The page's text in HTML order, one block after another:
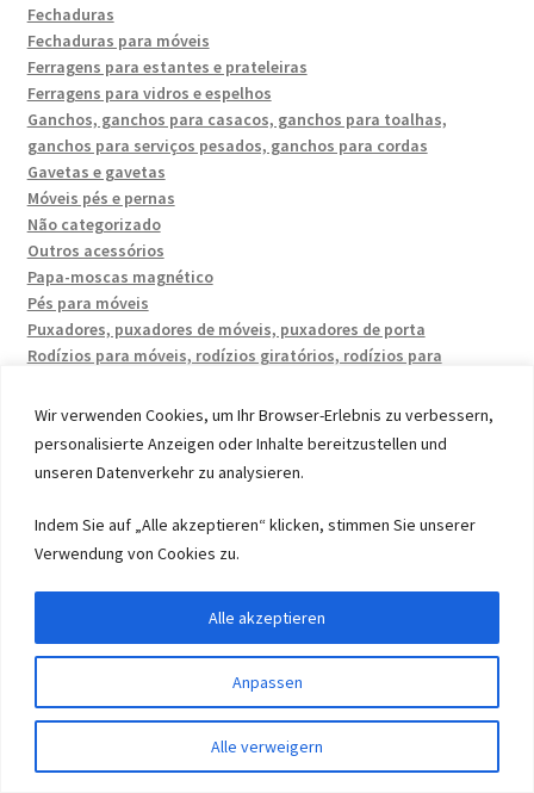
Wir verwenden Cookies, um Ihr Browser-Erlebnis zu verbessern,
personalisierte Anzeigen oder Inhalte bereitzustellen und
unseren Datenverkehr zu analysieren.
Indem Sie auf „Alle akzeptieren“ klicken, stimmen Sie unserer
Verwendung von Cookies zu.
Anpassen
Alle verweigern
Alle akzeptieren
Fechaduras
Fechaduras para móveis
Ferragens para estantes e prateleiras
Ferragens para vidros e espelhos
Ganchos, ganchos para casacos, ganchos para toalhas,
ganchos para serviços pesados, ganchos para cordas
Gavetas e gavetas
Móveis pés e pernas
Não categorizado
Outros acessórios
Papa-moscas magnético
Pés para móveis
Puxadores, puxadores de móveis, puxadores de porta
Rodízios para móveis, rodízios giratórios, rodízios para
Sistemas de dobradiças
Sistemas de guia, retráteis, trilhos de guia
Sistemas de retalhos
Sistemas de retalhos e acessórios de aba
Trilhos de guia e extensões
© 2026 by UMAXO Germany, member of the ERUON Group.
High quality Fittings, mechanical Components and
Fasteners
Pesquisar
Pesquisa